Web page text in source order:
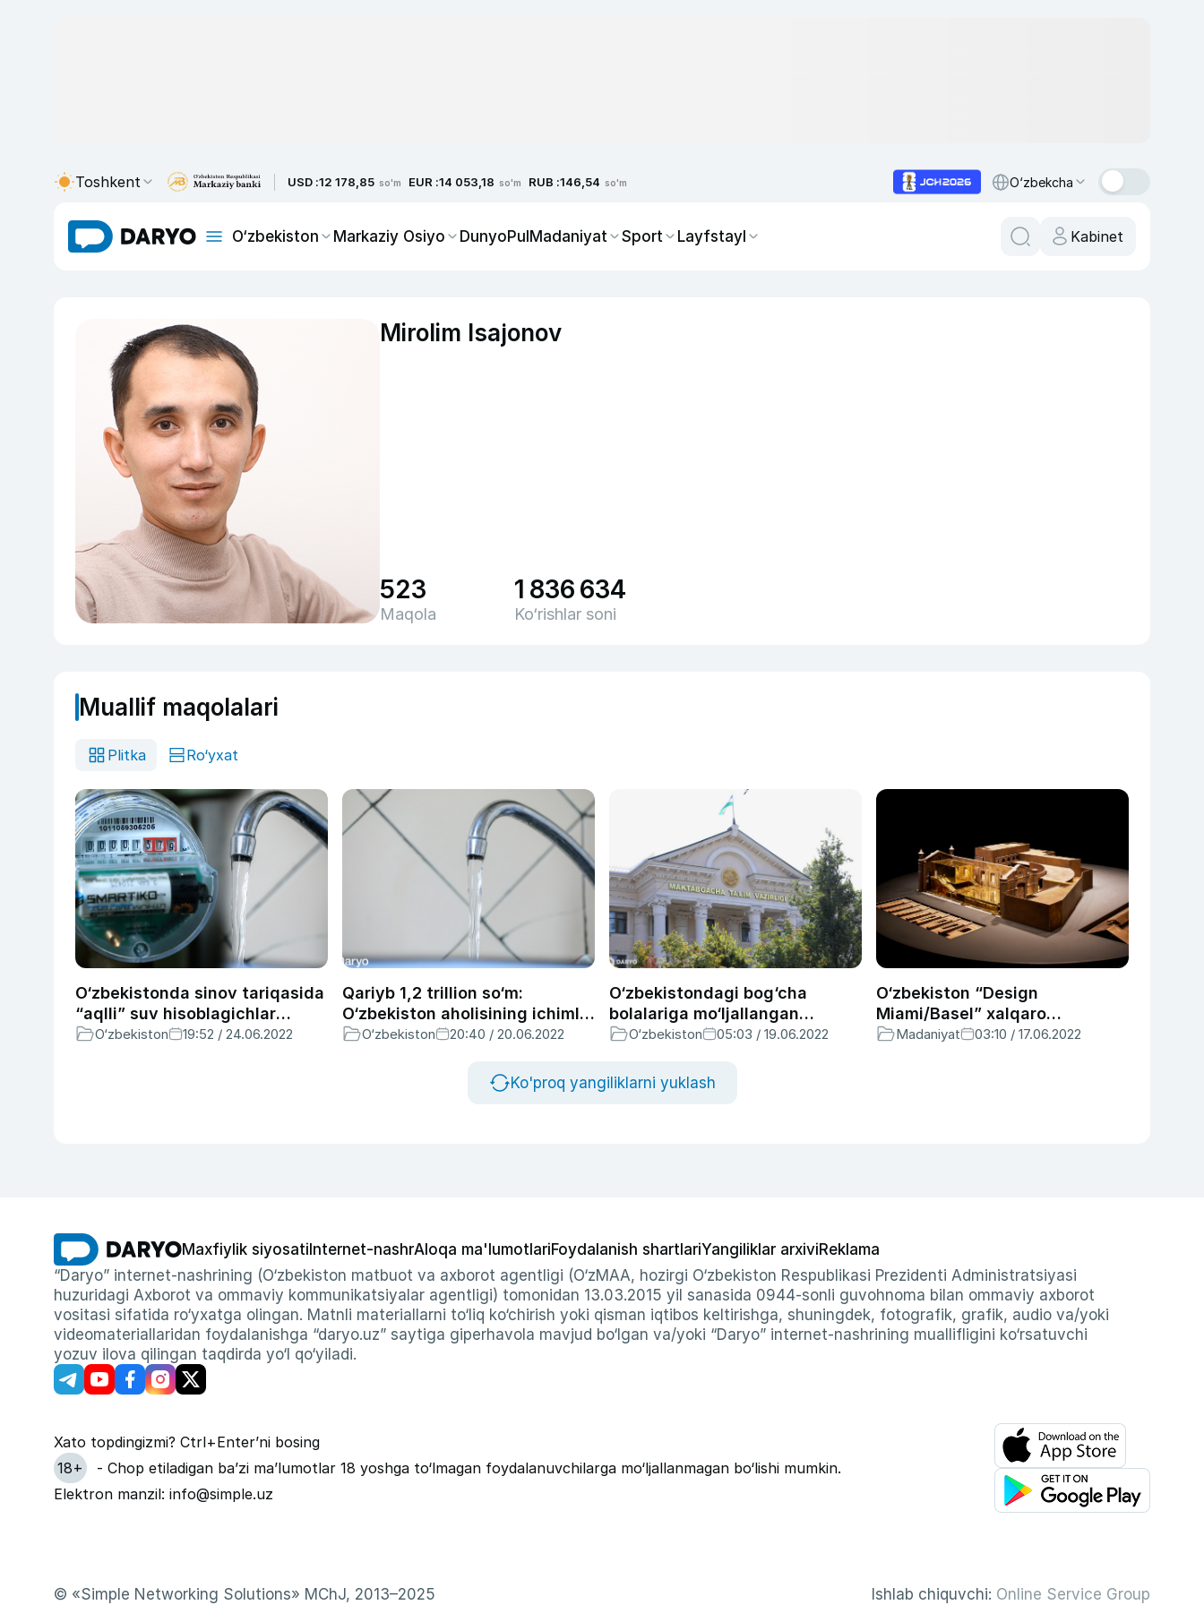
Toshkent USD :12 178,85 so'm EUR :14 053,18 so'm RUB :146,54 so'm O‘zbekcha
O‘zbekiston Markaziy Osiyo DunyoPulMadaniyat Sport Layfstayl Kabinet
Mirolim Isajonov
523
Maqola
1 836 634
Ko‘rishlar soni
Muallif maqolalari
Plitka Ro‘yxat
O‘zbekistonda sinov tariqasida
“aqlli” suv hisoblagichlar
o‘rnatilmoqda. Bundan aholi
O‘zbekiston 19:52 / 24.06.2022
Qariyb 1,2 trillion so‘m:
O‘zbekiston aholisining ichimlik
suvidan qarzi ortib bormoqda
O‘zbekiston 20:40 / 20.06.2022
O‘zbekistondagi bog‘cha
bolalariga mo‘ljallangan
ekologik ta’lim va tarbiya
O‘zbekiston 05:03 / 19.06.2022
O‘zbekiston “Design
Miami/Basel” xalqaro
ko‘rgazmasida ishtirok
Madaniyat 03:10 / 17.06.2022
Ko'proq yangiliklarni yuklash
Maxfiylik siyosati Internet-nashrAloqa ma'lumotlariFoydalanish shartlariYangiliklar arxiviReklama
“Daryo” internet-nashrining (O‘zbekiston matbuot va axborot agentligi (O‘zMAA, hozirgi O‘zbekiston Respublikasi Prezidenti Administratsiyasi
huzuridagi Axborot va ommaviy kommunikatsiyalar agentligi) tomonidan 13.03.2015 yil sanasida 0944-sonli guvohnoma bilan ommaviy axborot
vositasi sifatida ro‘yxatga olingan. Matnli materiallarni to‘liq ko‘chirish yoki qisman iqtibos keltirishga, shuningdek, fotografik, grafik, audio va/yoki
videomateriallaridan foydalanishga “daryo.uz” saytiga giperhavola mavjud bo‘lgan va/yoki “Daryo” internet-nashrining muallifligini ko‘rsatuvchi
yozuv ilova qilingan taqdirda yo‘l qo‘yiladi.
Xato topdingizmi? Ctrl+Enter’ni bosing
18+
- Chop etiladigan ba’zi ma’lumotlar 18 yoshga to‘lmagan foydalanuvchilarga mo‘ljallanmagan bo‘lishi mumkin.
Elektron manzil: info@simple.uz
© «Simple Networking Solutions» MChJ, 2013–2025 Ishlab chiquvchi: Online Service Group